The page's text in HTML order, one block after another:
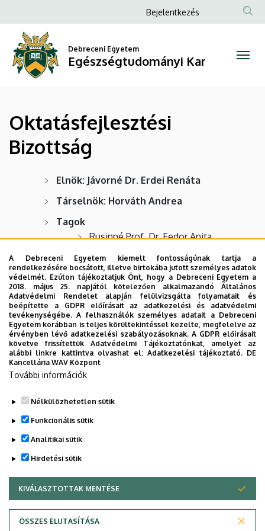
Oktatásfejlesztési
Bizottság
Egészségtudományi
Kar
a
tartalomra
Anonim
menüje
Bejelentkezés
Debreceni Egyetem
Egészségtudományi Kar
Oktatásfejlesztési
Bizottság
Elnök: Jávorné Dr. Erdei Renáta
Társelnök: Horváth Andrea
Tagok
Rusinné Prof. Dr. Fedor Anita
Dr. Takács Péter
Dr. Kardos Gábor Attila
Dr. Sárváry Attila
Dr. Rákóczi Ildikó
Dr. habil Szoboszlai Katalin
Dr. Tóth Ágnes
Legutóbbi frissítés:
A Debreceni Egyetem kiemelt fontosságúnak tartja a
rendelkezésére bocsátott, illetve birtokába jutott személyes adatok
védelmét. Ezúton tájékoztatjuk Önt, hogy a Debreceni Egyetem a
2018. május 25. napjától kötelezően alkalmazandó Általános
Adatvédelmi Rendelet alapján felülvizsgálta folyamatait és
beépítette a GDPR előírásait az adatkezelési és adatvédelmi
tevékenységébe. A felhasználók személyes adatait a Debreceni
Egyetem korábban is teljes körültekintéssel kezelte, megfelelve az
érvényben lévő adatkezelési szabályozásoknak. A GDPR előírásait
követve frissítettük Adatvédelmi Tájékoztatónkat, amelyet az
alábbi linkre kattintva olvashat el:Adatkezelési tájékoztató. DE
Kancellária WAV Központ
További információk
Nélkülözhetetlen sütik
Funkcionális sütik
Analitikai sütik
Hirdetési sütik
KIVÁLASZTOTTAK MENTÉSE
ÖSSZES ELUTASÍTÁSA
WITHDRAW CONSENT